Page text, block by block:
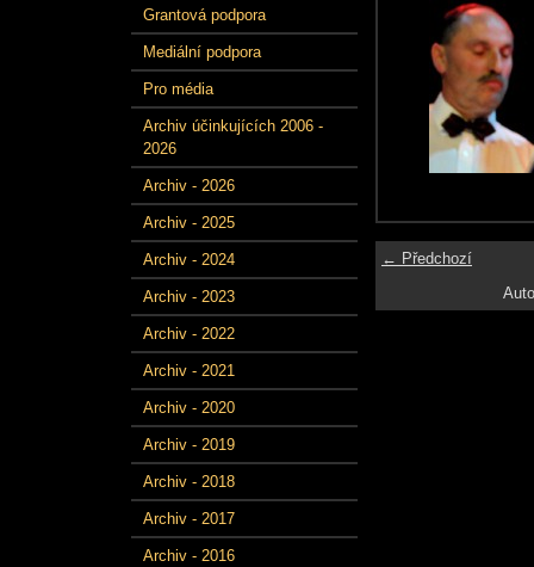
Grantová podpora
Mediální podpora
Pro média
Archiv účinkujících 2006 -
2026
Archiv - 2026
Archiv - 2025
Archiv - 2024
Archiv - 2023
Archiv - 2022
Archiv - 2021
Archiv - 2020
Archiv - 2019
Archiv - 2018
Archiv - 2017
Archiv - 2016
← Předchozí